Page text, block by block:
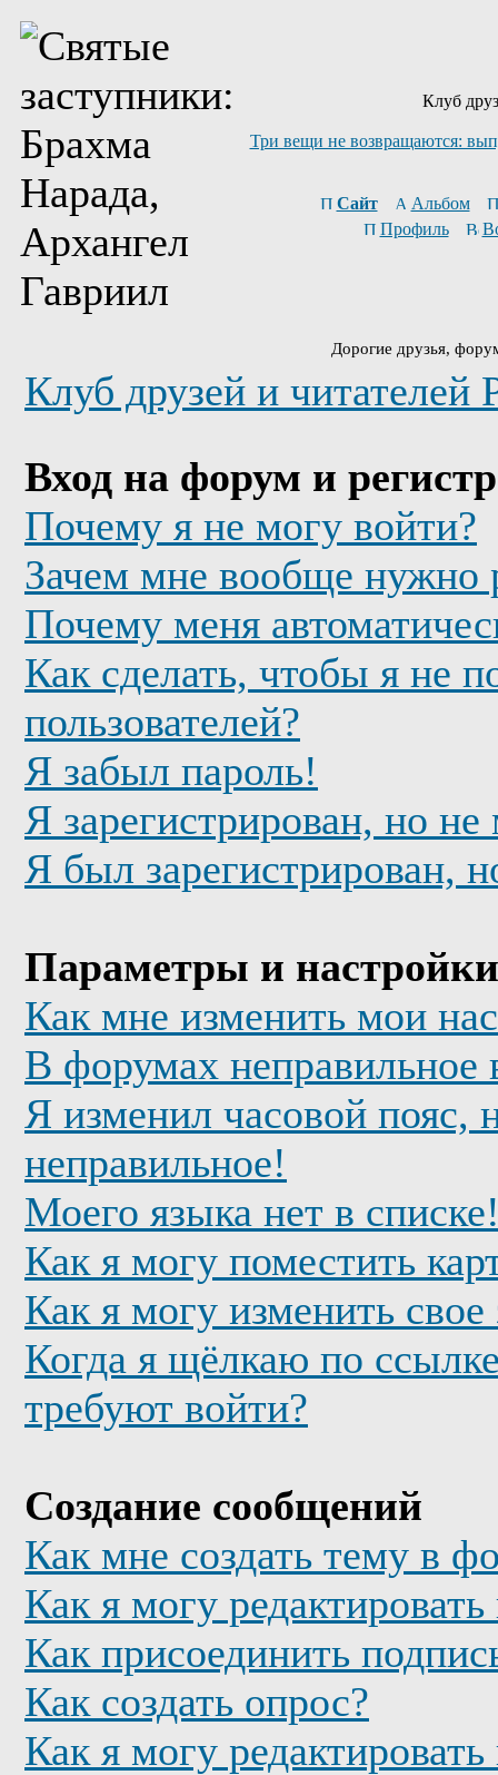
Клуб
Три вещи не возвращаются:
Сайт
Альбом
Профиль
Дорогие друзья,
Клуб друзей и
Вход на форум и
Почему я не могу войти?
Зачем мне вообще нужно
Почему меня
Как сделать, чтобы я не
пользователей?
Я забыл пароль!
Я зарегистрирован, но
Я был зарегистрирован,
Параметры и настройки
Как мне изменить мои
В форумах неправильное
Я изменил часовой пояс,
неправильное!
Моего языка нет в
Как я могу поместить
Как я могу изменить свое
Когда я щёлкаю по
требуют войти?
Создание сообщений
Как мне создать тему в
Как я могу
Как присоединить
Как создать опрос?
Как я могу